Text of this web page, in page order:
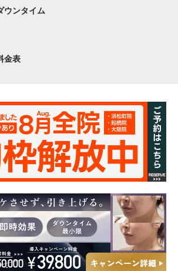
ウンタイム
金表